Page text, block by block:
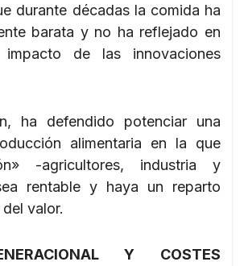
durante décadas la comida ha
barata y no ha reflejado en
de las innovaciones
ha defendido potenciar una
alimentaria en la que
-agricultores, industria y
rentable y haya un reparto
valor.
Y COSTES